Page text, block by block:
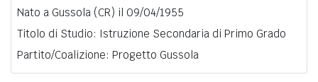
Nato a Gussola (CR) il 09/04/1955
Titolo di Studio: Istruzione Secondaria di Primo Grado
Partito/Coalizione: Progetto Gussola